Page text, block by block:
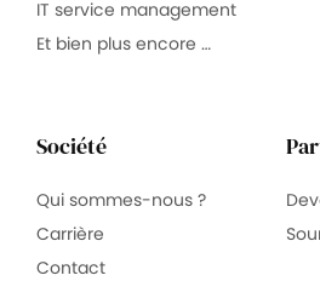
IT service management
Et bien plus encore …
Société
Qui sommes-nous ?
Carrière
Contact